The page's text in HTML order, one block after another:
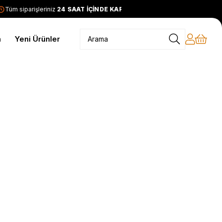
siparişleriniz24 SAAT İÇİNDE KARGODA
Yeni Ürünler